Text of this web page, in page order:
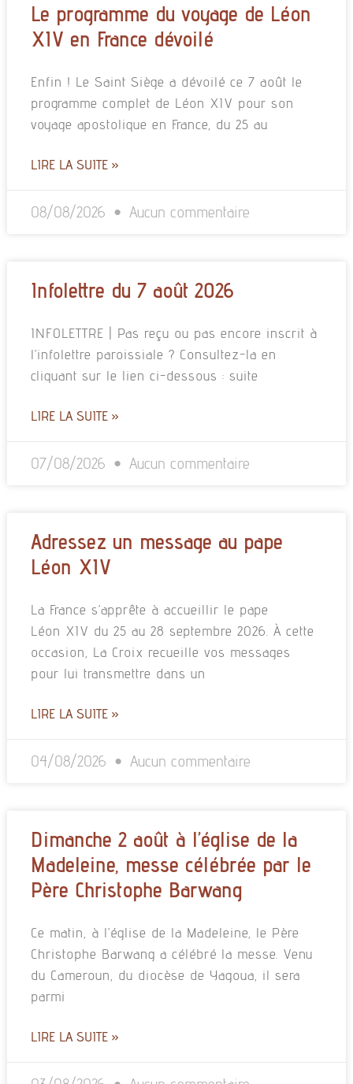
Le programme du voyage de Léon
XIV en France dévoilé
Enfin ! Le Saint Siège a dévoilé ce 7 août le
programme complet de Léon XIV pour son
voyage apostolique en France, du 25 au
LIRE LA SUITE »
08/08/2026 Aucun commentaire
Infolettre du 7 août 2026
INFOLETTRE | Pas reçu ou pas encore inscrit à
l’infolettre paroissiale ? Consultez-la en
cliquant sur le lien ci-dessous : suite
LIRE LA SUITE »
07/08/2026 Aucun commentaire
Adressez un message au pape
Léon XIV
La France s’apprête à accueillir le pape
Léon XIV du 25 au 28 septembre 2026. À cette
occasion, La Croix recueille vos messages
pour lui transmettre dans un
LIRE LA SUITE »
04/08/2026 Aucun commentaire
Dimanche 2 août à l’église de la
Madeleine, messe célébrée par le
Père Christophe Barwang
Ce matin, à l’église de la Madeleine, le Père
Christophe Barwang a célébré la messe. Venu
du Cameroun, du diocèse de Yagoua, il sera
parmi
LIRE LA SUITE »